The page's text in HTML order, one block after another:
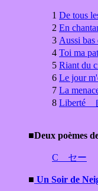
1 De tous
2 En
3 Aussi
4 Toi ma
5 Riant du
6 Le jour
7 La
8 Liberté
■Deux poèmes
C セー
■ Un Soir de